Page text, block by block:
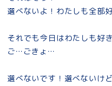
選べないよ！わたしも全部
それでも今日はわたしも好
ご…ごきょ…
選べないです！選べないけど